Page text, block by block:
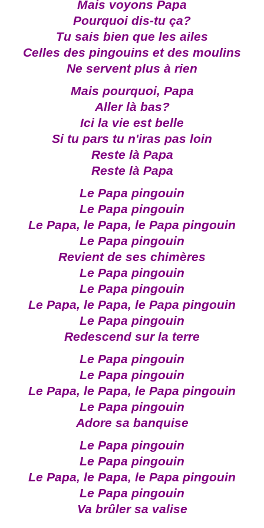
Mais voyons Papa
Pourquoi dis-tu ça?
Tu sais bien que les ailes
Celles des pingouins et des moulins
Ne servent plus à rien
Mais pourquoi, Papa
Aller là bas?
Ici la vie est belle
Si tu pars tu n'iras pas loin
Reste là Papa
Reste là Papa
Le Papa pingouin
Le Papa pingouin
Le Papa, le Papa, le Papa pingouin
Le Papa pingouin
Revient de ses chimères
Le Papa pingouin
Le Papa pingouin
Le Papa, le Papa, le Papa pingouin
Le Papa pingouin
Redescend sur la terre
Le Papa pingouin
Le Papa pingouin
Le Papa, le Papa, le Papa pingouin
Le Papa pingouin
Adore sa banquise
Le Papa pingouin
Le Papa pingouin
Le Papa, le Papa, le Papa pingouin
Le Papa pingouin
Va brûler sa valise